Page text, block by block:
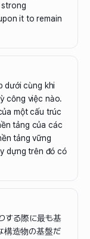
it to remain
dưới cùng khi
công việc nào.
một cấu trúc
tảng của các
tảng vững
dựng trên đó có
する際に最も基
構造物の基盤だ